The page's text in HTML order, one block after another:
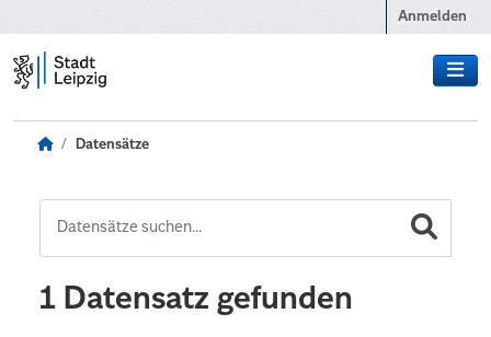
Anmelden
Datensätze
1 Datensatz gefunden